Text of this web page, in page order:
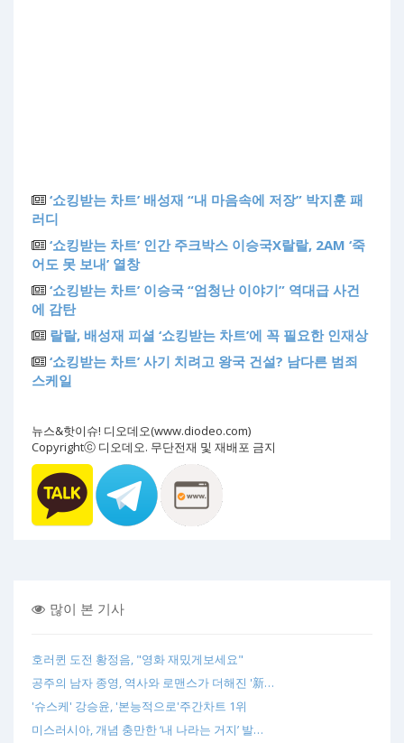
‘쇼킹받는 차트’ 배성재 “내 마음속에 저장” 박지훈 패
러디
‘쇼킹받는 차트’ 인간 주크박스 이승국X랄랄, 2AM ‘죽
어도 못 보내’ 열창
‘쇼킹받는 차트’ 이승국 “엄청난 이야기” 역대급 사건
에 감탄
랄랄, 배성재 피셜 ‘쇼킹받는 차트’에 꼭 필요한 인재상
‘쇼킹받는 차트’ 사기 치려고 왕국 건설? 남다른 범죄
스케일
뉴스&핫이슈! 디오데오(www.diodeo.com)
Copyrightⓒ 디오데오. 무단전재 및 재배포 금지
많이 본 기사
호러퀸 도전 황정음, "영화 재밌게보세요"
공주의 남자 종영, 역사와 로맨스가 더해진 '新…
'슈스케' 강승윤, '본능적으로'주간차트 1위
미스러시아, 개념 충만한 ‘내 나라는 거지’ 발…